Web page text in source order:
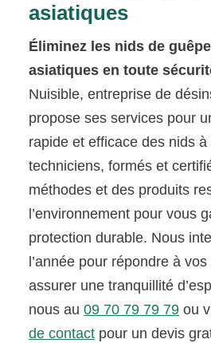
asiatiques
Éliminez les nids de
asiatiques en toute
Nuisible, entreprise de
propose ses services pour
rapide et efficace des nids
techniciens, formés et
méthodes et des produits
l’environnement pour vous
protection durable. Nous
l’année pour répondre à
assurer une tranquillité
nous au09 70 79 79 79 ou
de contact pour un devis